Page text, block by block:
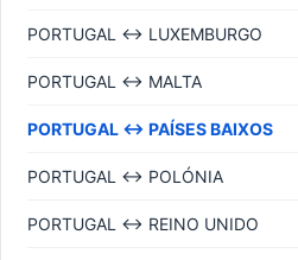
PORTUGAL ↔ LUXEMBURGO
PORTUGAL ↔ MALTA
PORTUGAL ↔ PAÍSES BAIXOS
PORTUGAL ↔ POLÓNIA
PORTUGAL ↔ REINO UNIDO